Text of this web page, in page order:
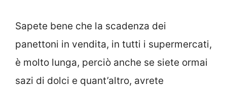
Sapete bene che la scadenza dei
panettoni in vendita, in tutti i supermercati,
è molto lunga, perciò anche se siete ormai
sazi di dolci e quant’altro, avrete